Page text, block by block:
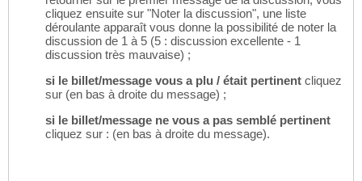
cliquez ensuite sur "Noter la discussion", une liste
déroulante apparaît vous donne la possibilité de noter la
discussion de 1 à 5 (5 : discussion excellente - 1
discussion très mauvaise) ;
si le billet/message vous a plu / était pertinent cliquez
sur (en bas à droite du message) ;
si le billet/message ne vous a pas semblé pertinent
cliquez sur : (en bas à droite du message).